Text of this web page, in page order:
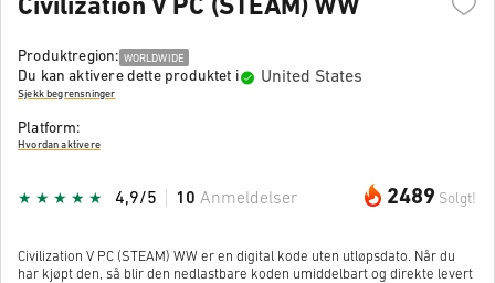
Civilization V PC (STEAM) WW
Produktregion: WORLDWIDE
Du kan aktivere dette produktet i United States
Sjekk begrensninger
Platform:
Hvordan aktivere
2489 Solgt!
4,9/5 10 Anmeldelser
Civilization V PC (STEAM) WW er en digital kode uten utløpsdato. Når du
har kjøpt den, så blir den nedlastbare koden umiddelbart og direkte levert